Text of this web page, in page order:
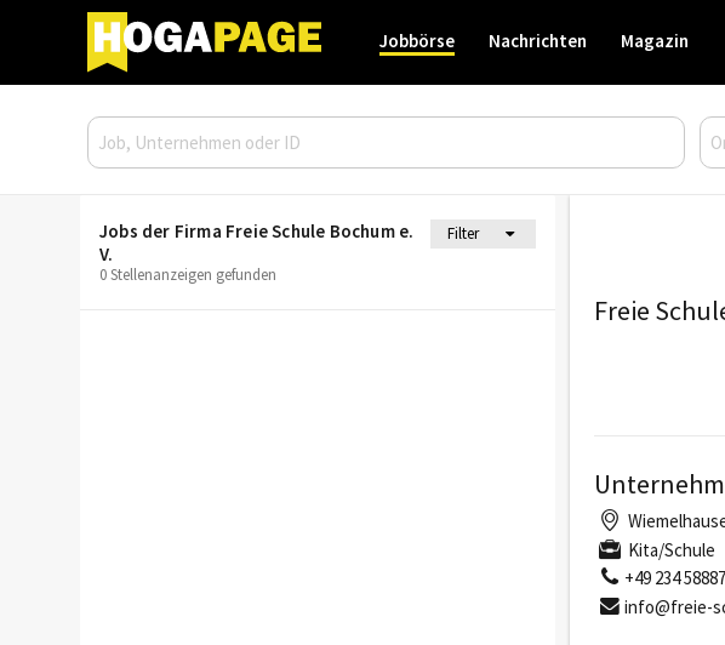
Jobbörse Nachrichten Magazin
Jobs der Firma Freie Schule Bochum e.
V.
Filter
0 Stellenanzeigen gefunden
Freie
Kita/Schule
+49 234
info@freie-